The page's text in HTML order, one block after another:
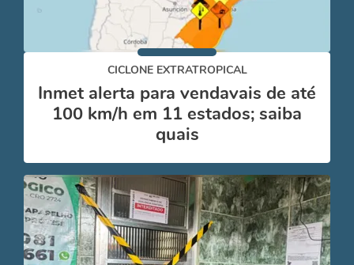
CICLONE EXTRATROPICAL
Inmet alerta para vendavais de até
100 km/h em 11 estados; saiba
quais